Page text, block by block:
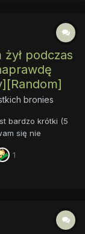
podczas
bronies
bardzo krótki (5
się nie
w domu na 50
1